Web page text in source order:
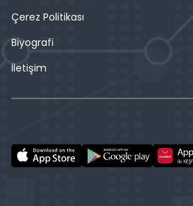
Çerez Politikası
Biyografi
İletişim